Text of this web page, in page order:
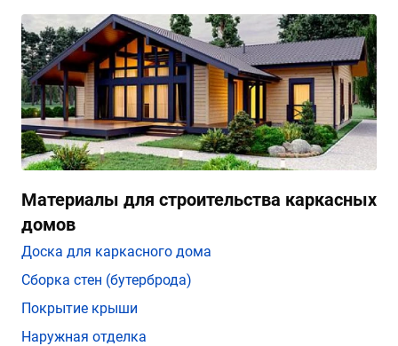
Материалы для строительства каркасных
домов
Доска для каркасного дома
Сборка стен (бутерброда)
Покрытие крыши
Наружная отделка